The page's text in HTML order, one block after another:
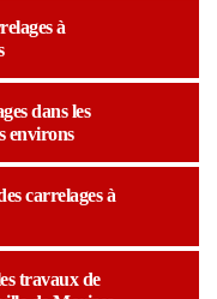
à
dans les
environs
carrelages à
travaux de